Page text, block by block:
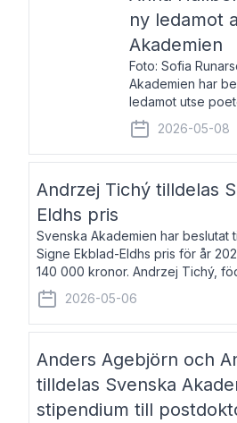
ny ledamot
Akademien
Foto: Sofia
Akademien har
ledamot utse
litteraturkritikern
efterträder
stol 18 och
2026-05-08
Andrzej Tichý tilldelas
Eldhs pris
Svenska Akademien har beslutat
Signe Ekblad-Eldhs pris för år
140 000 kronor. Andrzej Tichý,
och kulturskribent. Han
lovordade romanen Sex liter l
2026-05-06
Anders Agebjörn och
tilldelas Svenska
stipendium till